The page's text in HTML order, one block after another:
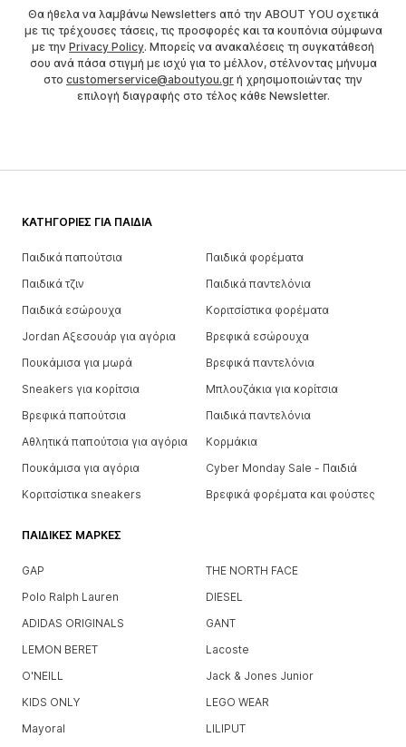
Θα ήθελα να λαμβάνω Newsletters από την ABOUT YOU σχετικά
με τις τρέχουσες τάσεις, τις προσφορές και τα κουπόνια σύμφωνα
με την Privacy Policy. Μπορείς να ανακαλέσεις τη συγκατάθεσή
σου ανά πάσα στιγμή με ισχύ για το μέλλον, στέλνοντας μήνυμα
στο customerservice@aboutyou.gr ή χρησιμοποιώντας την
επιλογή διαγραφής στο τέλος κάθε Newsletter.
ΚΑΤΗΓΟΡΊΕΣ ΓΙΑ ΠΑΙΔΙΆ
Παιδικά παπούτσια
Παιδικά φορέματα
Παιδικά τζιν
Παιδικά παντελόνια
Παιδικά εσώρουχα
Κοριτσίστικα φορέματα
Jordan Αξεσουάρ για αγόρια
Βρεφικά εσώρουχα
Πουκάμισα για μωρά
Βρεφικά παντελόνια
Sneakers για κορίτσια
Μπλουζάκια για κορίτσια
Βρεφικά παπούτσια
Παιδικά παντελόνια
Αθλητικά παπούτσια για αγόρια
Κορμάκια
Πουκάμισα για αγόρια
Cyber Monday Sale - Παιδιά
Κοριτσίστικα sneakers
Βρεφικά φορέματα και φούστες
ΠΑΙΔΙΚΈΣ ΜΆΡΚΕΣ
GAP
THE NORTH FACE
Polo Ralph Lauren
DIESEL
ADIDAS ORIGINALS
GANT
LEMON BERET
Lacoste
O'NEILL
Jack & Jones Junior
KIDS ONLY
LEGO WEAR
Mayoral
LILIPUT